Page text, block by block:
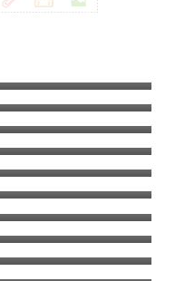
よン全容｜キャブ
決まり！デイブ
化させる！オゾ
キャンピングカ
クを清掃（塩素
はSFCに
はなし
アルでちょっと
キャンピングに交
心地を改善する
く美味しく過ご